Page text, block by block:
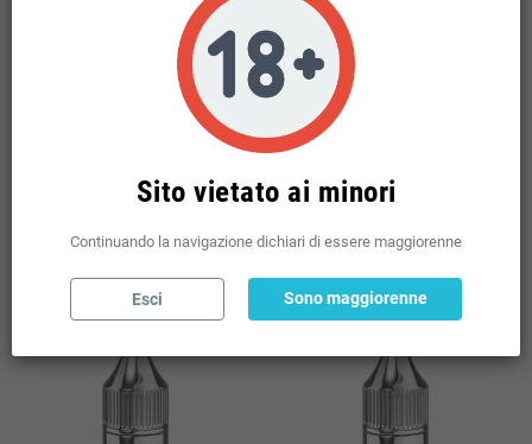
Disponibili: 41 pz
Sel. Quantità
COMPRA
Sito vietato ai minori
Continuando la navigazione dichiari di essere maggiorenne
Esci Sono maggiorenne